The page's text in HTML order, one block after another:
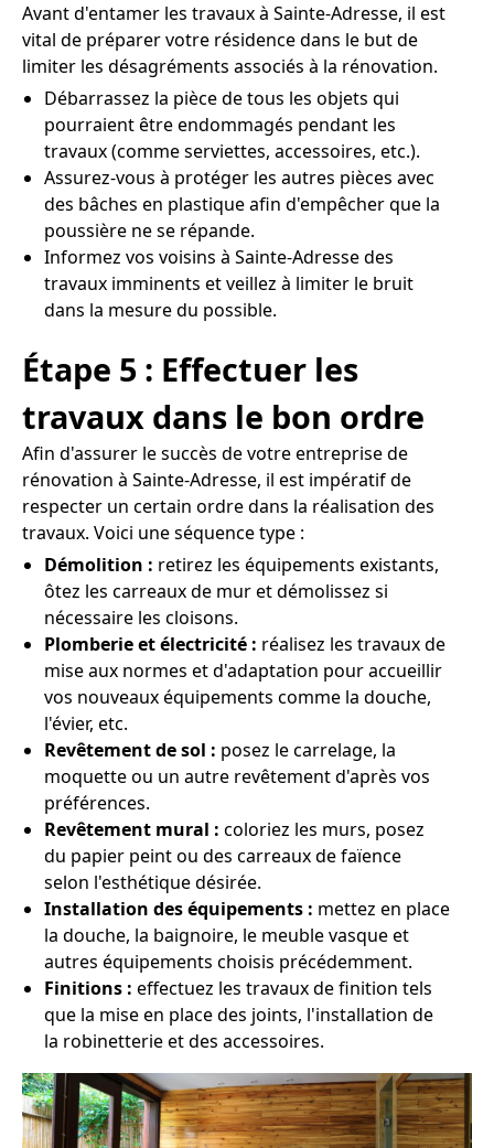
Avant d'entamer les travaux à Sainte-Adresse, il est
vital de préparer votre résidence dans le but de
limiter les désagréments associés à la rénovation.
Débarrassez la pièce de tous les objets qui
pourraient être endommagés pendant les
travaux (comme serviettes, accessoires, etc.).
Assurez-vous à protéger les autres pièces avec
des bâches en plastique afin d'empêcher que la
poussière ne se répande.
Informez vos voisins à Sainte-Adresse des
travaux imminents et veillez à limiter le bruit
dans la mesure du possible.
Étape 5 : Effectuer les
travaux dans le bon ordre
Afin d'assurer le succès de votre entreprise de
rénovation à Sainte-Adresse, il est impératif de
respecter un certain ordre dans la réalisation des
travaux. Voici une séquence type :
Démolition : retirez les équipements existants,
ôtez les carreaux de mur et démolissez si
nécessaire les cloisons.
Plomberie et électricité : réalisez les travaux de
mise aux normes et d'adaptation pour accueillir
vos nouveaux équipements comme la douche,
l'évier, etc.
Revêtement de sol : posez le carrelage, la
moquette ou un autre revêtement d'après vos
préférences.
Revêtement mural : coloriez les murs, posez
du papier peint ou des carreaux de faïence
selon l'esthétique désirée.
Installation des équipements : mettez en place
la douche, la baignoire, le meuble vasque et
autres équipements choisis précédemment.
Finitions : effectuez les travaux de finition tels
que la mise en place des joints, l'installation de
la robinetterie et des accessoires.